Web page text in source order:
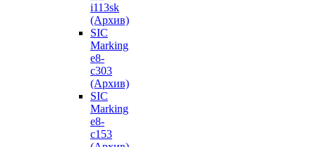
i113sk
(Архив)
SIC
Marking
e8-
с303
(Архив)
SIC
Marking
e8-
с153